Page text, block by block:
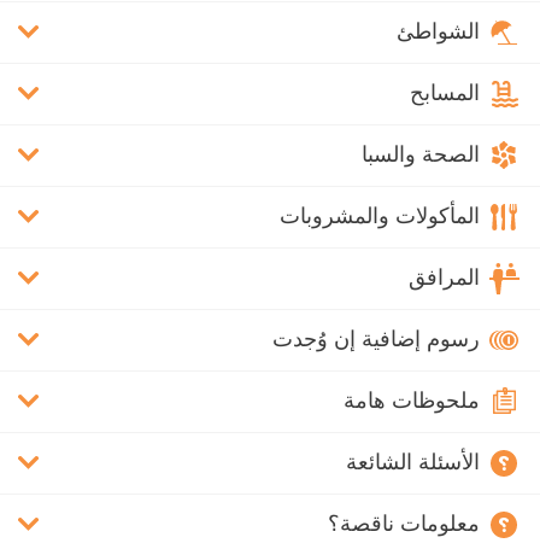
الشواطئ
المسابح
الصحة والسبا
المأكولات والمشروبات
المرافق
رسوم إضافية إن وُجدت
ملحوظات هامة
الأسئلة الشائعة
معلومات ناقصة؟